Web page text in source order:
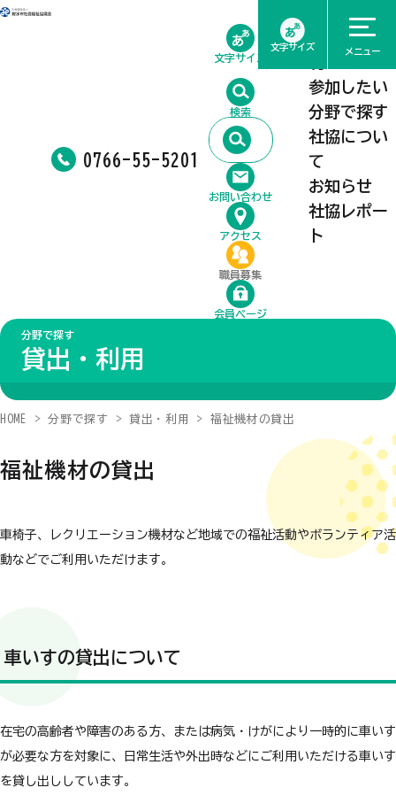
0766-55-5201
文字サイズ
検索
お問い合わせ
アクセス
職員募集
会員ページ
文字サイズ
メニュー
相談したい
参加したい
分野で探す
社協につい
て
お知らせ
社協レポー
ト
分野で探す
貸出・利用
HOME 分野で探す 貸出・利用 福祉機材の貸出
福祉機材の貸出
車椅子、レクリエーション機材など地域での福祉活動やボランティア活
動などでご利用いただけます。
車いすの貸出について
在宅の高齢者や障害のある方、または病気・けがにより一時的に車いす
が必要な方を対象に、日常生活や外出時などにご利用いただける車いす
を貸し出ししています。